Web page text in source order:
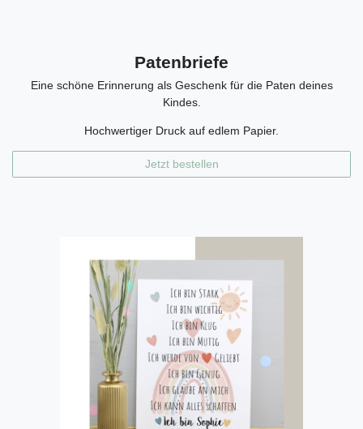
Patenbriefe
Eine schöne Erinnerung als Geschenk für die Paten deines
Kindes.
Hochwertiger Druck auf edlem Papier.
Jetzt bestellen